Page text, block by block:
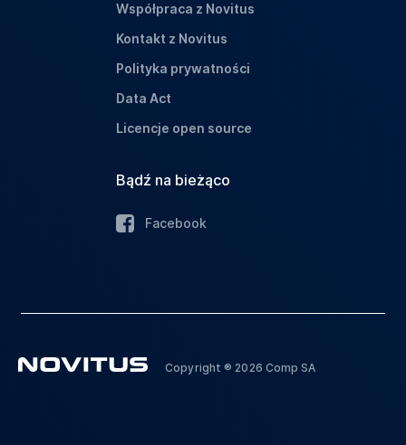
Współpraca z Novitus
Kontakt z Novitus
Polityka prywatności
Data Act
Licencje open source
Bądź na bieżąco
Facebook
Copyright ® 2026 Comp SA